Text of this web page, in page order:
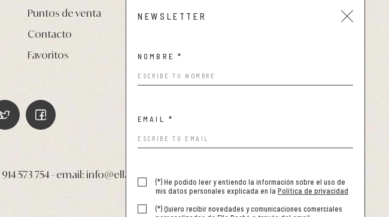
Puntos de venta
Contacto
Favoritos
Condiciones de compra
914 573 754- email: info@ellabache.es
NEWSLETTER
NOMBRE *
EMAIL *
(*) He podido leer y entiendo la información sobre el uso de
mis datos personales explicada en la Política de privacidad
(*) Quiero recibir novedades y comunicaciones comerciales